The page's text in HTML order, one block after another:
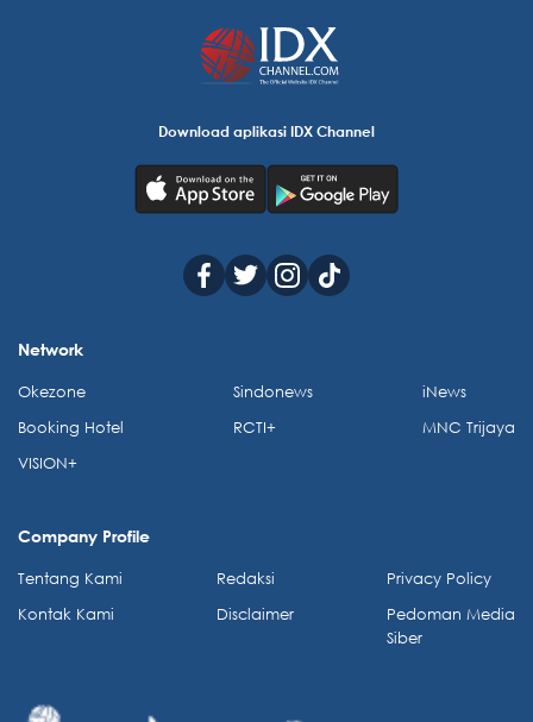
Download aplikasi IDX Channel
Network
Okezone
Booking Hotel
VISION+
Sindonews
RCTI+
iNews
MNC Trijaya
Company Profile
Tentang Kami
Kontak Kami
Redaksi
Disclaimer
Privacy Policy
Pedoman Media
Siber